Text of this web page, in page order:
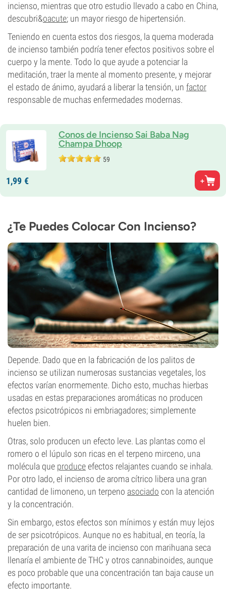
incienso, mientras que otro estudio llevado a cabo en China,
descubri&oacute; un mayor riesgo de hipertensión.
Teniendo en cuenta estos dos riesgos, la quema moderada
de incienso también podría tener efectos positivos sobre el
cuerpo y la mente. Todo lo que ayude a potenciar la
meditación, traer la mente al momento presente, y mejorar
el estado de ánimo, ayudará a liberar la tensión, un factor
responsable de muchas enfermedades modernas.
Conos de Incienso Sai Baba Nag
Champa Dhoop
59
1,99 €
¿Te Puedes Colocar Con Incienso?
Depende. Dado que en la fabricación de los palitos de
incienso se utilizan numerosas sustancias vegetales, los
efectos varían enormemente. Dicho esto, muchas hierbas
usadas en estas preparaciones aromáticas no producen
efectos psicotrópicos ni embriagadores; simplemente
huelen bien.
Otras, solo producen un efecto leve. Las plantas como el
romero o el lúpulo son ricas en el terpeno mirceno, una
molécula que produceefectos relajantes cuando se inhala.
Por otro lado, el incienso de aroma cítrico libera una gran
cantidad de limoneno, un terpeno asociado con la atención
y la concentración.
Sin embargo, estos efectos son mínimos y están muy lejos
de ser psicotrópicos. Aunque no es habitual, en teoría, la
preparación de una varita de incienso con marihuana seca
llenaría el ambiente de THC y otros cannabinoides, aunque
es poco probable que una concentración tan baja cause un
efecto importante.